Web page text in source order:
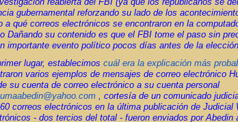
gubernamental reforzando su lado de los
a qué correos electrónicos se encontraron en la
Dañando su contenido es que el FBI tome el paso sin
importante evento político pocos días antes de la
lugar, establecimos cuál era la explicación más
varios ejemplos de mensajes de correo electrónico
su cuenta de correo electrónico a su cuenta personal
, cortesía de un comunicado
correos electrónicos en la última publicación de Judicial
- dos tercios del total - fueron enviados por Abedin